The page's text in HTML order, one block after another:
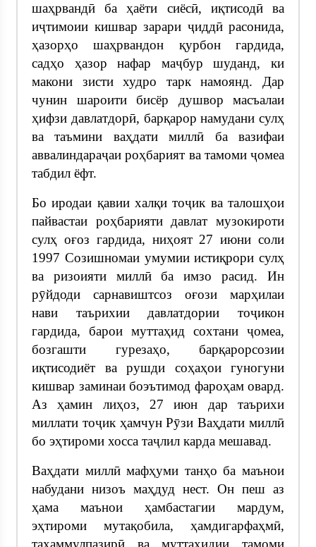
шаҳрвандӣ ба ҳаёти сиёсӣ, иқтисодӣ ва
иҷтимоии кишвар зарари ҷиддӣ расонида,
ҳазорҳо шаҳрвандон қурбон гардида,
садҳо ҳазор нафар маҷбур шуданд, ки
макони зисти худро тарк намоянд. Дар
чунин шароити бисёр душвор масъалаи
ҳифзи давлатдорӣ, барқарор намудани сулҳ
ва таъмини ваҳдати миллӣ ба вазифаи
аввалиндараҷаи роҳбарият ва тамоми ҷомеа
табдил ёфт.
Бо иродаи қавии халқи тоҷик ва талошҳои
пайвастаи роҳбарияти давлат музокироти
сулҳ оғоз гардида, ниҳоят 27 июни соли
1997 Созишномаи умумии истиқрори сулҳ
ва ризоияти миллӣ ба имзо расид. Ин
рӯйдоди сарнавиштсоз оғози марҳилаи
нави таърихии давлатдории тоҷикон
гардида, барои муттаҳид сохтани ҷомеа,
бозгашти гурезаҳо, барқарорсозии
иқтисодиёт ва рушди соҳаҳои гуногуни
кишвар заминаи боэътимод фароҳам овард.
Аз ҳамин лиҳоз, 27 июн дар таърихи
миллати тоҷик ҳамчун Рӯзи Ваҳдати миллӣ
бо эҳтироми хосса таҷлил карда мешавад.
Ваҳдати миллӣ мафҳуми танҳо ба маънои
набудани низоъ маҳдуд нест. Он пеш аз
ҳама маънои ҳамбастагии мардум,
эҳтироми мутақобила, ҳамдигарфаҳмӣ,
таҳаммулпазирӣ ва муттаҳидии тамоми